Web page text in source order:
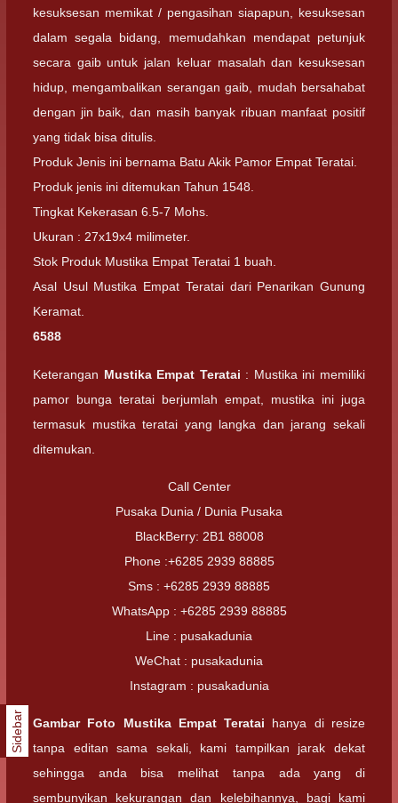
kesuksesan memikat / pengasihan siapapun, kesuksesan
dalam segala bidang, memudahkan mendapat petunjuk
secara gaib untuk jalan keluar masalah dan kesuksesan
hidup, mengambalikan serangan gaib, mudah bersahabat
dengan jin baik, dan masih banyak ribuan manfaat positif
yang tidak bisa ditulis.
Produk Jenis ini bernama Batu Akik Pamor Empat Teratai.
Produk jenis ini ditemukan Tahun 1548.
Tingkat Kekerasan 6.5-7 Mohs.
Ukuran : 27x19x4 milimeter.
Stok Produk Mustika Empat Teratai 1 buah.
Asal Usul Mustika Empat Teratai dari Penarikan Gunung
Keramat.
6588
Keterangan Mustika Empat Teratai : Mustika ini memiliki
pamor bunga teratai berjumlah empat, mustika ini juga
termasuk mustika teratai yang langka dan jarang sekali
ditemukan.
Call Center
Pusaka Dunia / Dunia Pusaka
BlackBerry: 2B1 88008
Phone :+6285 2939 88885
Sms : +6285 2939 88885
WhatsApp : +6285 2939 88885
Line : pusakadunia
WeChat : pusakadunia
Instagram : pusakadunia
Gambar Foto Mustika Empat Teratai hanya di resize
tanpa editan sama sekali, kami tampilkan jarak dekat
sehingga anda bisa melihat tanpa ada yang di
sembunyikan kekurangan dan kelebihannya, bagi kami
Sidebar